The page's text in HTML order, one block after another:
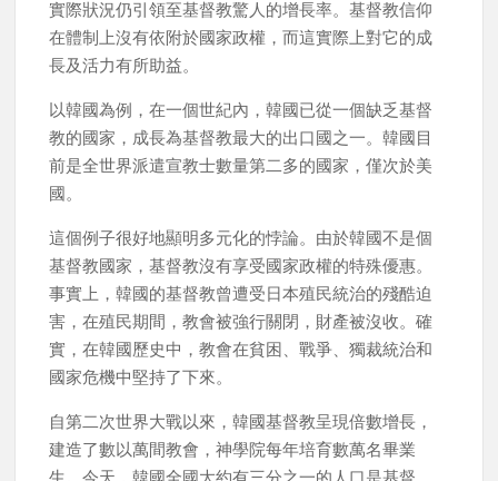
實際狀況仍引領至基督教驚人的增長率。基督教信仰
在體制上沒有依附於國家政權，而這實際上對它的成
長及活力有所助益。
以韓國為例，在一個世紀內，韓國已從一個缺乏基督
教的國家，成長為基督教最大的出口國之一。韓國目
前是全世界派遣宣教士數量第二多的國家，僅次於美
國。
這個例子很好地顯明多元化的悖論。由於韓國不是個
基督教國家，基督教沒有享受國家政權的特殊優惠。
事實上，韓國的基督教曾遭受日本殖民統治的殘酷迫
害，在殖民期間，教會被強行關閉，財產被沒收。確
實，在韓國歷史中，教會在貧困、戰爭、獨裁統治和
國家危機中堅持了下來。
自第二次世界大戰以來，韓國基督教呈現倍數增長，
建造了數以萬間教會，神學院每年培育數萬名畢業
生。今天，韓國全國大約有三分之一的人口是基督